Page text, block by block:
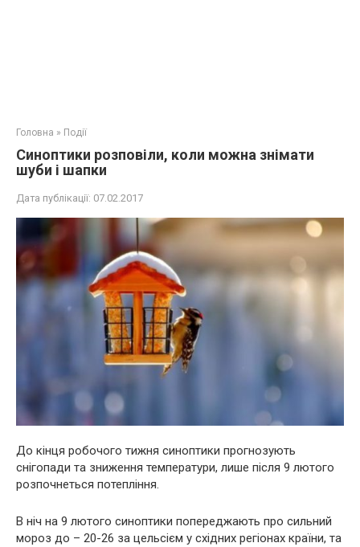
Головна » Події
Синоптики розповіли, коли можна знімати
шуби і шапки
Дата публікації: 07.02.2017
До кінця робочого тижня синоптики прогнозують
снігопади та зниження температури, лише після 9 лютого
розпочнеться потепління.
В ніч на 9 лютого синоптики попереджають про сильний
мороз до – 20-26 за цельсієм у східних регіонах країни, та